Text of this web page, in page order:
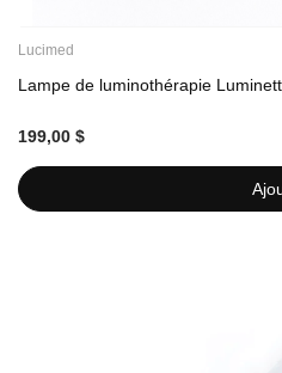
Lucimed
Lampe de luminothérapie
199,00 $